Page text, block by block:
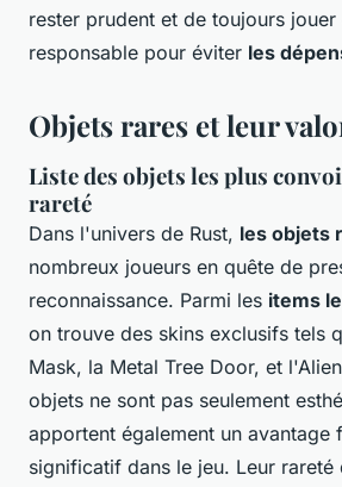
rester prudent et de toujours jouer
responsable pour éviter les
Objets rares et leur
Liste des objets les plus
rareté
Dans l'univers de Rust, les objets
nombreux joueurs en quête de
reconnaissance. Parmi les items
on trouve des skins exclusifs tels
Mask, la Metal Tree Door, et
objets ne sont pas seulement
apportent également un avantage
significatif dans le jeu. Leur rareté